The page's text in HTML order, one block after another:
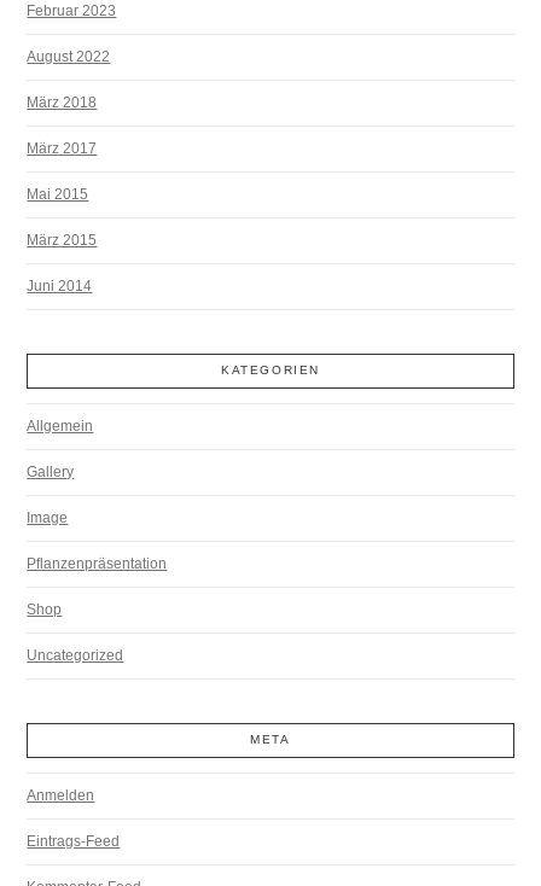
Februar 2023
August 2022
März 2018
März 2017
Mai 2015
März 2015
Juni 2014
KATEGORIEN
Allgemein
Gallery
Image
Pflanzenpräsentation
Shop
Uncategorized
META
Anmelden
Eintrags-Feed